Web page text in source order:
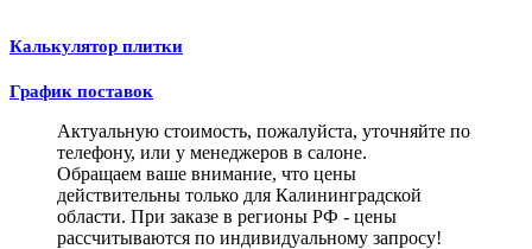
Калькулятор плитки
График поставок
Актуальную стоимость, пожалуйста, уточняйте по
телефону, или у менеджеров в салоне.
Обращаем ваше внимание, что цены
действительны только для Калининградской
области. При заказе в регионы РФ - цены
рассчитываются по индивидуальному запросу!